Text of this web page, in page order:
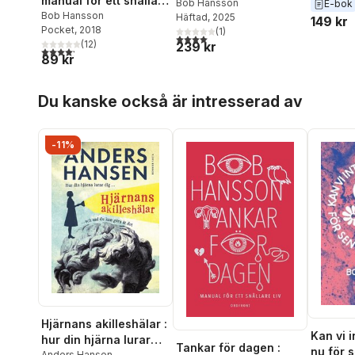
liv
Bob Hansson
Pocket, 2018
4,2utav 5 stjärnor. Totalt antal röster:
(12)
89 kr
faktiskt
Bob Hansson
Häftad, 2025
4,0utav 5 stjärnor. Totalt antal röster:
(1)
239 kr
E-bok
149 kr
Du kanske också är intresserad av
-11%
Hjärnans akilleshälar :
hur din hjärna lurar
Tankar för dagen :
Kan vi
nu för